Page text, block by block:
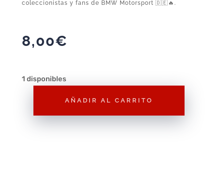
coleccionistas y fans de BMW Motorsport 🇩🇪🔥.
8,00€
1 disponibles
AÑADIR AL CARRITO